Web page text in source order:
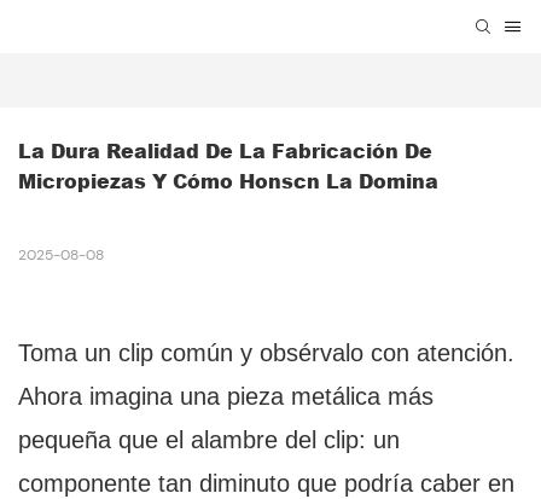
La Dura Realidad De La Fabricación De
Micropiezas Y Cómo Honscn La Domina
2025-08-08
Toma un clip común y obsérvalo con atención.
Ahora imagina una pieza metálica más
pequeña que el alambre del clip: un
componente tan diminuto que podría caber en